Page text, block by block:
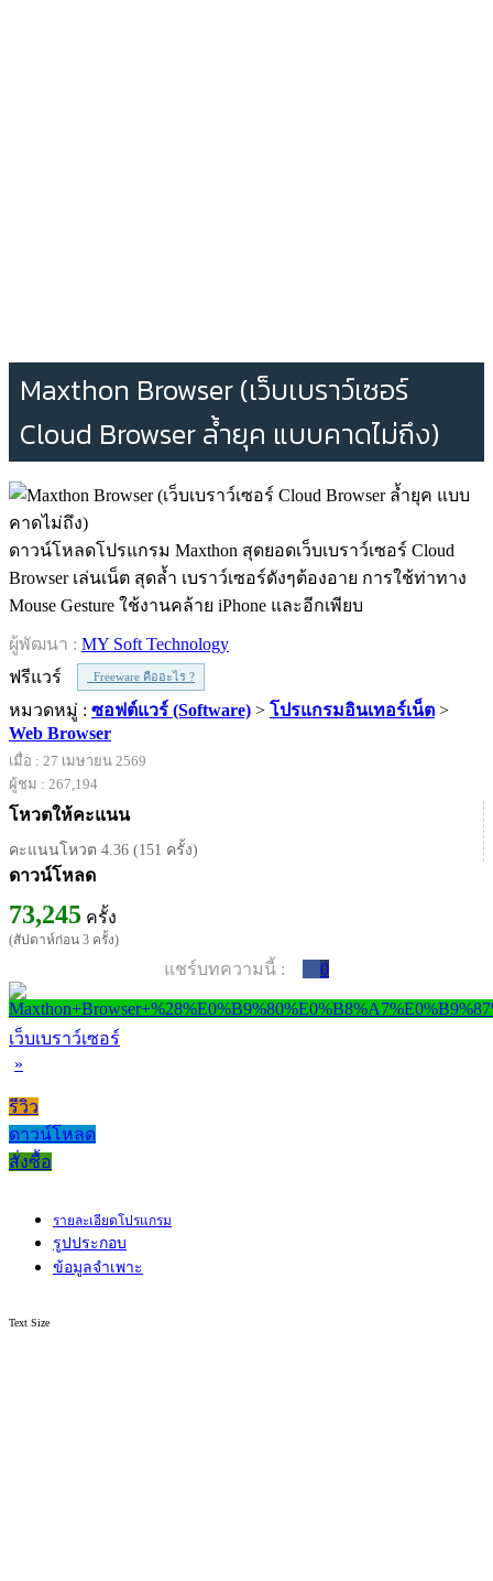
Maxthon Browser (เว็บเบราว์เซอร์
Cloud Browser ล้ำยุค แบบคาดไม่ถึง)
ดาวน์โหลดโปรแกรม Maxthon สุดยอดเว็บเบราว์เซอร์ Cloud
Browser เล่นเน็ต สุดล้ำ เบราว์เซอร์ดังๆต้องอาย การใช้ท่าทาง
Mouse Gesture ใช้งานคล้าย iPhone และอีกเพียบ
ผู้พัฒนา : MY Soft Technology
ฟรีแวร์
Freeware คืออะไร ?
หมวดหมู่ : ซอฟต์แวร์ (Software) > โปรแกรมอินเทอร์เน็ต >
Web Browser
เมื่อ : 27 เมษายน 2569
ผู้ชม : 267,194
โหวตให้คะแนน
คะแนนโหวต 4.36 (151 ครั้ง)
ดาวน์โหลด
73,245 ครั้ง
(สัปดาห์ก่อน 3 ครั้ง)
แชร์บทความนี้ : 0
เว็บเบราว์เซอร์
»
รีวิว
ดาวน์โหลด
สั่งซื้อ
รายละเอียดโปรแกรม
รูปประกอบ
ข้อมูลจำเพาะ
Text Size